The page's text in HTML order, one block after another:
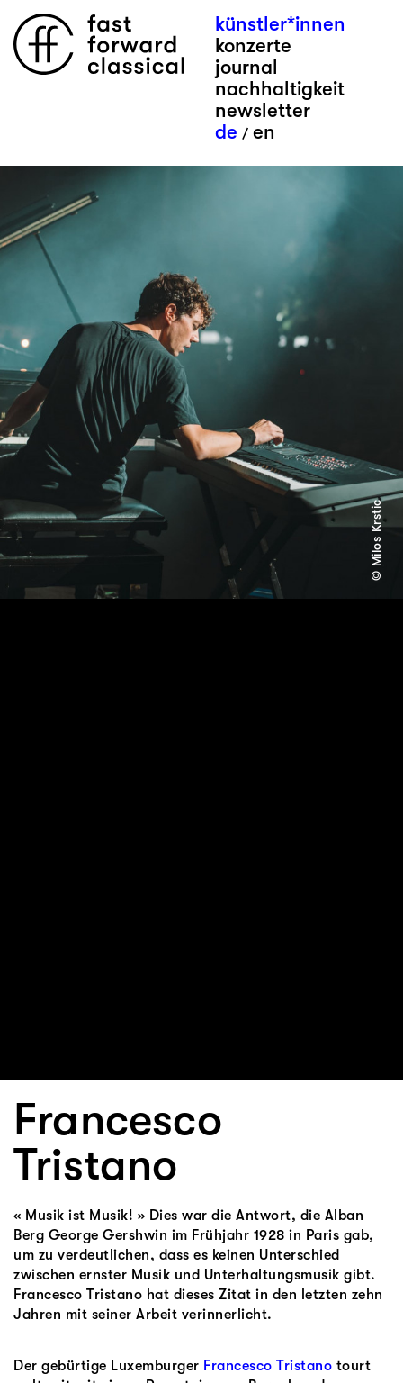
künstler*innen
konzerte
journal
nachhaltigkeit
newsletter
de / en
© Milos Krstic
Francesco
Tristano
« Musik ist Musik! » Dies war die Antwort, die Alban
Berg George Gershwin im Frühjahr 1928 in Paris gab,
um zu verdeutlichen, dass es keinen Unterschied
zwischen ernster Musik und Unterhaltungsmusik gibt.
Francesco Tristano hat dieses Zitat in den letzten zehn
Jahren mit seiner Arbeit verinnerlicht.
Der gebürtige Luxemburger Francesco Tristano tourt